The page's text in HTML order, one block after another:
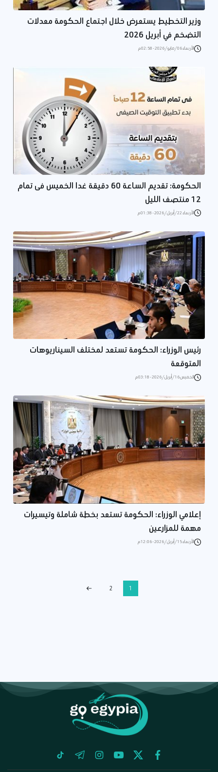
وزير التخطيط يستعرض خلال اجتماع الحكومة معدلات
التضخم في أبريل 2026
الأربعاء 06/مايو/2026 - 02:58 م
الحكومة: تقديم الساعة 60 دقيقة غدا الخميس فى تمام
12 منتصف الليل
الأربعاء 22/أبريل/2026 - 01:38 م
رئيس الوزراء: الحكومة تستعد لمختلف السيناريوهات
المتوقعة
الخميس 16/أبريل/2026 - 03:18 م
إعلامي الوزراء: الحكومة تستعد بخطة شاملة وتيسيرات
مهمة للمزارعين
الأربعاء 15/أبريل/2026 - 12:06 م
1
2
facebook
twitter
youtube
instagram
telegram
tiktok